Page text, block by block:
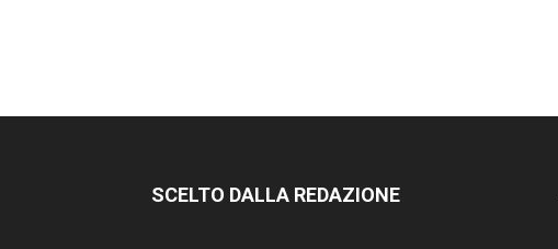
SCELTO DALLA REDAZIONE